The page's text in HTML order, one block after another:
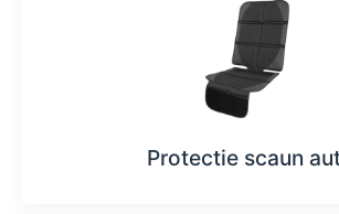
Protectie scaun